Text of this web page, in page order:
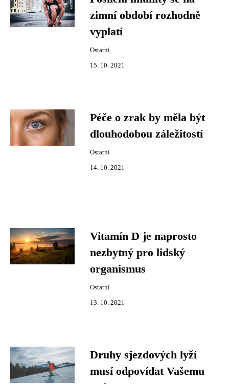
zimní období rozhodně
vyplatí
Ostatní
15. 10. 2021
Péče o zrak by měla být
dlouhodobou záležitostí
Ostatní
14. 10. 2021
Vitamín D je naprosto
nezbytný pro lidský
organismus
Ostatní
13. 10. 2021
Druhy sjezdových lyží
musí odpovídat Vašemu